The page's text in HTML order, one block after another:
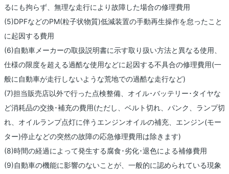
るにも拘らず、無理な走行により故障した場合の修理費用
(5)DPFなどのPM(粒子状物質)低減装置の手動再生操作を怠ったこと
に起因する費用
(6)自動車メーカーの取扱説明書に示す取り扱い方法と異なる使用、
仕様の限度を超える過酷な使用などに起因する不具合の修理費用(一
般に自動車が走行しないような荒地での過酷な走行など)
(7)担当販売店以外で行った点検整備、オイル･バッテリー･タイヤな
ど消耗品の交換･補充の費用(ただし、ベルト切れ、パンク、ランプ切
れ、オイルランプ点灯に伴うエンジンオイルの補充、エンジン(モー
ター)停止などの突然の故障の応急修理費用は除きます)
(8)時間の経過によって発生する腐食･劣化･退色による補修費用
(9)自動車の機能に影響のないことが、一般的に認められている現象